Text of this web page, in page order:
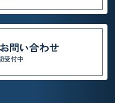
問い合わせ
受付中